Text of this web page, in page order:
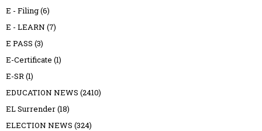
E - Filing(6)
E - LEARN (7)
E PASS (3)
E-Certificate (1)
E-SR (1)
EDUCATION NEWS (2410)
EL Surrender(18)
ELECTION NEWS (324)